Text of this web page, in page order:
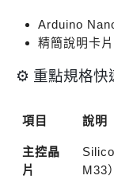
Arduino
精簡說明卡
⚙️ 重點規格快
項目 說明
主控晶
片
M33）